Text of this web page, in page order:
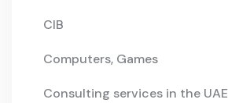
CIB
Computers, Games
Consulting services in the UAE